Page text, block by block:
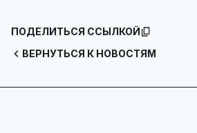
ВЕРНУТЬСЯ К НОВОСТЯМ
ПОДЕЛИТЬСЯ ССЫЛКОЙ